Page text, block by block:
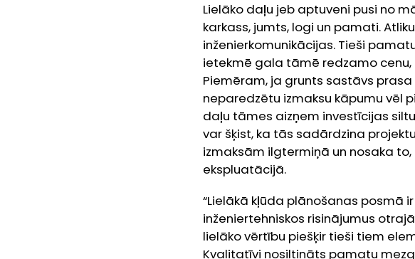
Lielāko daļu jeb aptuveni pusi no
karkass, jumts, logi un pamati.
inženierkomunikācijas. Tieši
ietekmē gala tāmē redzamo cenu,
Piemēram, ja grunts sastāvs
neparedzētu izmaksu kāpumu vēl
daļu tāmes aizņem investīcijas
var šķist, ka tās sadārdzina
izmaksām ilgtermiņā un nosaka
ekspluatācijā.
“Lielākā kļūda plānošanas posmā
inženiertehniskos risinājumus
lielāko vērtību piešķir tieši tiem
Kvalitatīvi nosiltināts pamatu